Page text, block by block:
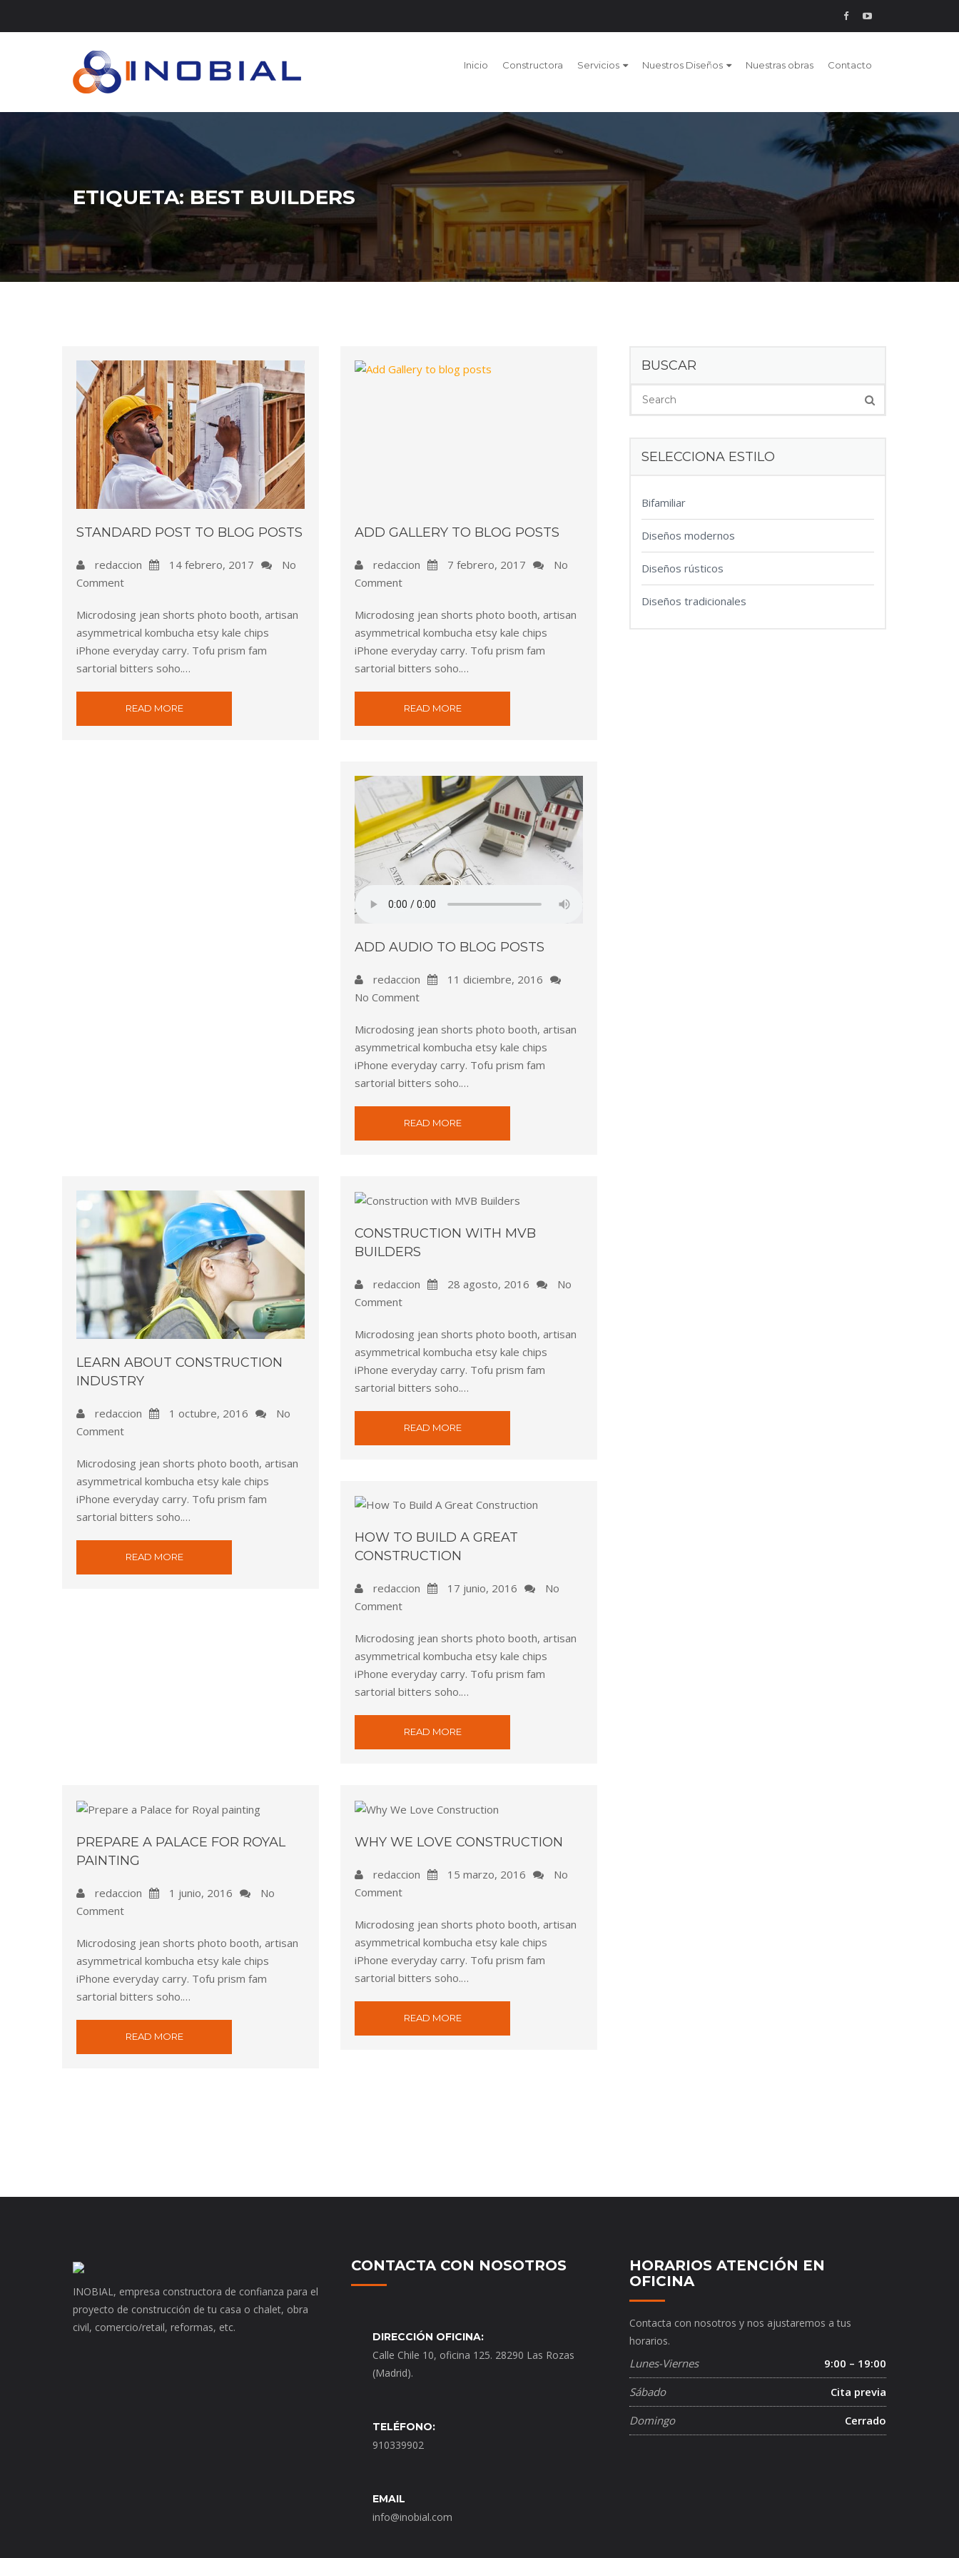
Inicio Constructora Servicios Nuestros Diseños Nuestras obras Contacto
ETIQUETA: BEST BUILDERS
STANDARD POST TO BLOG POSTS
redaccion 14 febrero, 2017
No
Comment
Microdosing jean shorts photo booth, artisan
asymmetrical kombucha etsy kale chips
iPhone everyday carry. Tofu prism fam
sartorial bitters soho.…
READ MORE
ADD GALLERY TO BLOG POSTS
redaccion 7 febrero, 2017
No
Comment
Microdosing jean shorts photo booth, artisan
asymmetrical kombucha etsy kale chips
iPhone everyday carry. Tofu prism fam
sartorial bitters soho.…
READ MORE
ADD AUDIO TO BLOG POSTS
redaccion
11 diciembre, 2016
No Comment
Microdosing jean shorts photo booth, artisan
asymmetrical kombucha etsy kale chips
iPhone everyday carry. Tofu prism fam
sartorial bitters soho.…
READ MORE
LEARN ABOUT CONSTRUCTION
INDUSTRY
redaccion 1 octubre, 2016
No
Comment
Microdosing jean shorts photo booth, artisan
asymmetrical kombucha etsy kale chips
iPhone everyday carry. Tofu prism fam
sartorial bitters soho.…
READ MORE
CONSTRUCTION WITH MVB
BUILDERS
redaccion 28 agosto, 2016
No
Comment
Microdosing jean shorts photo booth, artisan
asymmetrical kombucha etsy kale chips
iPhone everyday carry. Tofu prism fam
sartorial bitters soho.…
READ MORE
HOW TO BUILD A GREAT
CONSTRUCTION
redaccion 17 junio, 2016
No
Comment
Microdosing jean shorts photo booth, artisan
asymmetrical kombucha etsy kale chips
iPhone everyday carry. Tofu prism fam
sartorial bitters soho.…
READ MORE
PREPARE A PALACE FOR ROYAL
PAINTING
redaccion 1 junio, 2016
No
Comment
Microdosing jean shorts photo booth, artisan
asymmetrical kombucha etsy kale chips
iPhone everyday carry. Tofu prism fam
sartorial bitters soho.…
READ MORE
WHY WE LOVE CONSTRUCTION
redaccion 15 marzo, 2016
No
Comment
Microdosing jean shorts photo booth, artisan
asymmetrical kombucha etsy kale chips
iPhone everyday carry. Tofu prism fam
sartorial bitters soho.…
READ MORE
BUSCAR
SELECCIONA ESTILO
Bifamiliar
Diseños modernos
Diseños rústicos
Diseños tradicionales
INOBIAL, empresa constructora de confianza para el
proyecto de construcción de tu casa o chalet, obra
civil, comercio/retail, reformas, etc.
CONTACTA CON NOSOTROS
DIRECCIÓN OFICINA:
Calle Chile 10, oficina 125. 28290 Las Rozas
(Madrid).
TELÉFONO:
910339902
EMAIL
info@inobial.com
HORARIOS ATENCIÓN EN
OFICINA
Contacta con nosotros y nos ajustaremos a tus
horarios.
Lunes-Viernes
9:00 – 19:00
Sábado
Cita previa
Domingo
Cerrado